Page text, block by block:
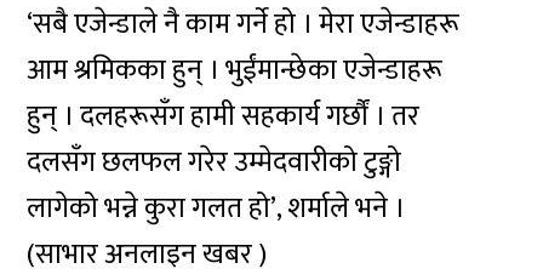
‘सबै एजेन्डाले नै काम गर्ने हो । मेरा एजेन्डाहरू
आम श्रमिकका हुन् । भुईंमान्छेका एजेन्डाहरू
हुन् । दलहरूसँग हामी सहकार्य गर्छौं । तर
दलसँग छलफल गरेर उम्मेदवारीको टुङ्गो
लागेको भन्ने कुरा गलत हो’, शर्माले भने ।
(साभार अनलाइन खबर )